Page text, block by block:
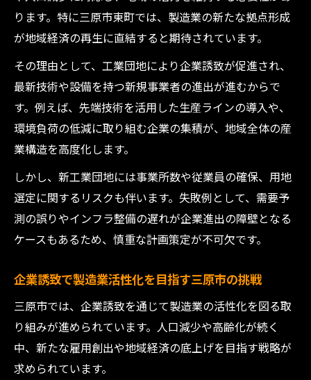
ります。特に三原市東町では、製造業の新たな拠点形成
が地域経済の再生に直結すると期待されています。
その理由として、工業団地により企業誘致が促進され、
最新技術や設備を持つ新規事業者の進出が進むからで
す。例えば、先端技術を活用した生産ラインの導入や、
環境負荷の低減に取り組む企業の集積が、地域全体の産
業構造を高度化します。
しかし、新工業団地には事業所数や従業員の確保、用地
選定に関するリスクも伴います。失敗例として、需要予
測の誤りやインフラ整備の遅れが企業進出の障壁となる
ケースもあるため、慎重な計画策定が不可欠です。
企業誘致で製造業活性化を目指す三原市の挑戦
三原市では、企業誘致を通じて製造業の活性化を図る取
り組みが進められています。人口減少や高齢化が続く
中、新たな雇用創出や地域経済の底上げを目指す戦略が
求められています。